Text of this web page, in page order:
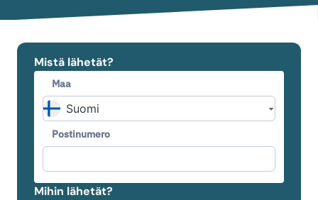
Mistä lähetät?
Maa
Postinumero
Mihin lähetät?